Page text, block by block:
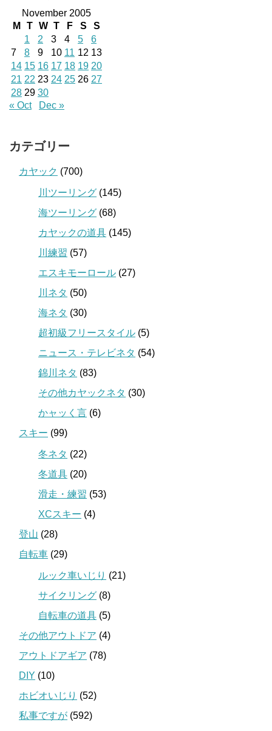
November 2005
M
T W T F S
S
1
2 3 4 5
6
7
8 9 10 11 12 13
14 15 16 17 18 19 20
21 22 23 24 25 26 27
28 29 30
« Oct
Dec »
カテゴリー
カヤック (700)
川ツーリング (145)
海ツーリング (68)
カヤックの道具 (145)
川練習 (57)
エスキモーロール (27)
川ネタ (50)
海ネタ (30)
超初級フリースタイル (5)
ニュース・テレビネタ (54)
錦川ネタ (83)
その他カヤックネタ (30)
かャッく言 (6)
スキー (99)
冬ネタ (22)
冬道具 (20)
滑走・練習 (53)
XCスキー (4)
登山 (28)
自転車 (29)
ルック車いじり (21)
サイクリング (8)
自転車の道具 (5)
その他アウトドア (4)
アウトドアギア (78)
DIY (10)
ホビオいじり (52)
私事ですが (592)